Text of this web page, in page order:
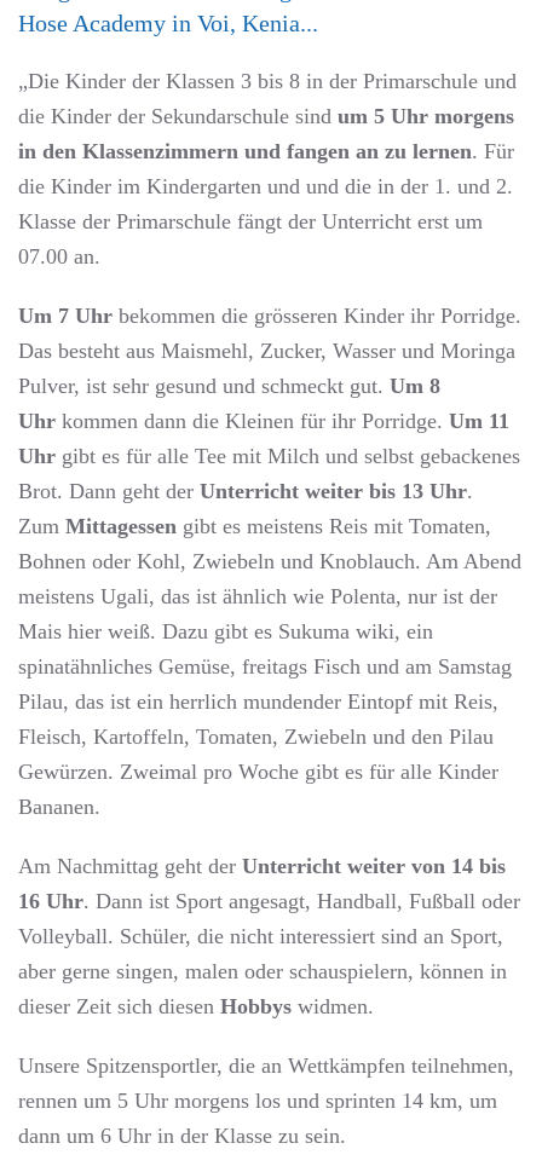
Hose Academy in Voi, Kenia...
„Die Kinder der Klassen 3 bis 8 in der Primarschule und
die Kinder der Sekundarschule sind um 5 Uhr morgens
in den Klassenzimmern und fangen an zu lernen. Für
die Kinder im Kindergarten und und die in der 1. und 2.
Klasse der Primarschule fängt der Unterricht erst um
07.00 an.
Um 7 Uhr bekommen die grösseren Kinder ihr Porridge.
Das besteht aus Maismehl, Zucker, Wasser und Moringa
Pulver, ist sehr gesund und schmeckt gut. Um 8
Uhr kommen dann die Kleinen für ihr Porridge. Um 11
Uhr gibt es für alle Tee mit Milch und selbst gebackenes
Brot. Dann geht der Unterricht weiter bis 13 Uhr.
Zum Mittagessen gibt es meistens Reis mit Tomaten,
Bohnen oder Kohl, Zwiebeln und Knoblauch. Am Abend
meistens Ugali, das ist ähnlich wie Polenta, nur ist der
Mais hier weiß. Dazu gibt es Sukuma wiki, ein
spinatähnliches Gemüse, freitags Fisch und am Samstag
Pilau, das ist ein herrlich mundender Eintopf mit Reis,
Fleisch, Kartoffeln, Tomaten, Zwiebeln und den Pilau
Gewürzen. Zweimal pro Woche gibt es für alle Kinder
Bananen.
Am Nachmittag geht der Unterricht weiter von 14 bis
16 Uhr. Dann ist Sport angesagt, Handball, Fußball oder
Volleyball. Schüler, die nicht interessiert sind an Sport,
aber gerne singen, malen oder schauspielern, können in
dieser Zeit sich diesen Hobbys widmen.
Unsere Spitzensportler, die an Wettkämpfen teilnehmen,
rennen um 5 Uhr morgens los und sprinten 14 km, um
dann um 6 Uhr in der Klasse zu sein.